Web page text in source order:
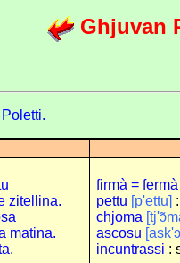
Ghjuvan
zitellina.
matina.
firmà = fermà
pettu [p'ettu]
chjoma
ascosu
incuntrassi :